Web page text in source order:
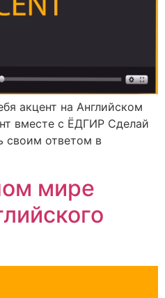
акцент на Английском
вместе с ЁДГИР Сделай
своим ответом в
мире